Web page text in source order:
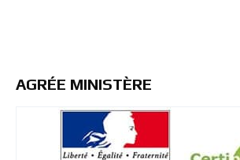
AGRÉE MINISTÈRE